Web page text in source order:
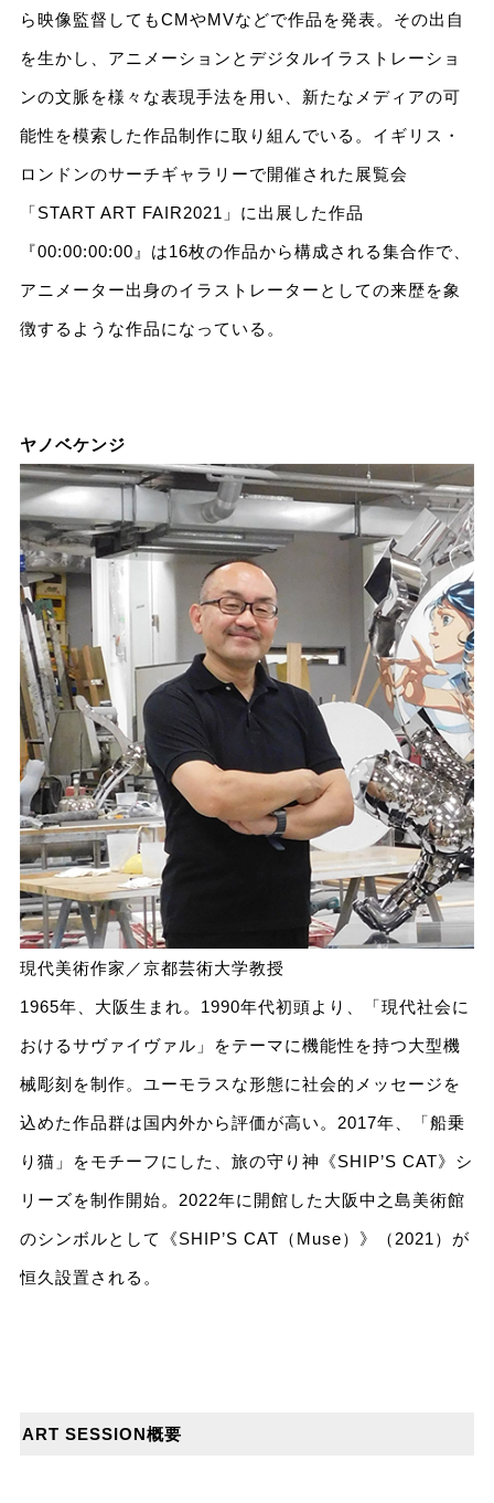
ら映像監督してもCMやMVなどで作品を発表。その出自
を生かし、アニメーションとデジタルイラストレーショ
ンの文脈を様々な表現手法を用い、新たなメディアの可
能性を模索した作品制作に取り組んでいる。イギリス・
ロンドンのサーチギャラリーで開催された展覧会
「START ART FAIR2021」に出展した作品
『00:00:00:00』は16枚の作品から構成される集合作で、
アニメーター出身のイラストレーターとしての来歴を象
徴するような作品になっている。
ヤノベケンジ
現代美術作家／京都芸術大学教授
1965年、大阪生まれ。1990年代初頭より、「現代社会に
おけるサヴァイヴァル」をテーマに機能性を持つ大型機
械彫刻を制作。ユーモラスな形態に社会的メッセージを
込めた作品群は国内外から評価が高い。2017年、「船乗
り猫」をモチーフにした、旅の守り神《SHIP’S CAT》シ
リーズを制作開始。2022年に開館した大阪中之島美術館
のシンボルとして《SHIP’S CAT（Muse）》（2021）が
恒久設置される。
ART SESSION概要